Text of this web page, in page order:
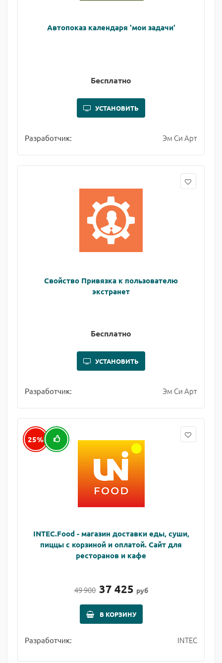
Автопоказ календаря 'мои задачи'
Бесплатно
УСТАНОВИТЬ
Разработчик: Эм Си Арт
Свойство Привязка к пользователю
экстранет
Бесплатно
УСТАНОВИТЬ
Разработчик: Эм Си Арт
25%
INTEC.Food - магазин доставки еды, суши,
пиццы с корзиной и оплатой. Сайт для
ресторанов и кафе
49 900 37 425 руб
В КОРЗИНУ
Разработчик: INTEC